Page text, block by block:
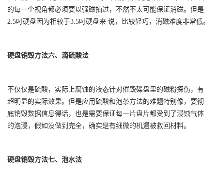
的每一个视角都必须要以强磁抽过，不然不太可能保证消磁。但是
2.5吋硬盘因为相较于3.5吋硬盘来 说，比较轻巧，消磁难度非常低。
硬盘销毁方法六、滴硫酸法
不仅仅是硫酸，实际上腐蚀的液态针对催毁碟盘里的磁粉探伤，有
超明显的实际效果。但是应用硫酸和泡茶方法的难题特别像，要彻
底销毁数据信息得话，也是需要保证每一片盘片都受到了浸蚀气体
的泡浸，假如没做到完全，确实是有细微的机遇被救回材料。
硬盘销毁方法七、泡水法